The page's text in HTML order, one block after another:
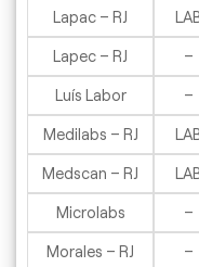
Lapac – RJ
Lapec – RJ –
Luís Labor –
Medilabs – RJ
Medscan – RJ
Microlabs –
Morales – RJ –